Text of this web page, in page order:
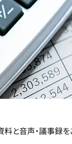
と音声・議事録を